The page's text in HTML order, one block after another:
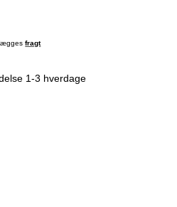
fragt
1-3 hverdage